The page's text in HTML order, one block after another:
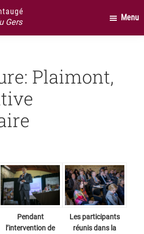
Gers
Menu
Plaimont,
Pendant
l’intervention de
Les participants
réunis dans la